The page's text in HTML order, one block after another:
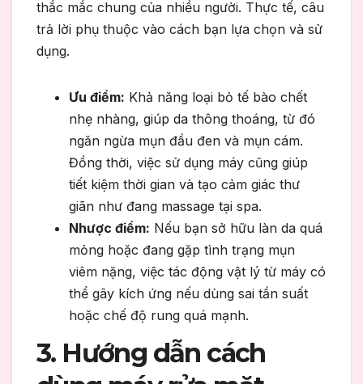
thắc mắc chung của nhiều người. Thực tế, câu
trả lời phụ thuộc vào cách bạn lựa chọn và sử
dụng.
Ưu điểm: Khả năng loại bỏ tế bào chết
nhẹ nhàng, giúp da thông thoáng, từ đó
ngăn ngừa mụn đầu đen và mụn cám.
Đồng thời, việc sử dụng máy cũng giúp
tiết kiệm thời gian và tạo cảm giác thư
giãn như đang massage tại spa.
Nhược điểm: Nếu bạn sở hữu làn da quá
mỏng hoặc đang gặp tình trạng mụn
viêm nặng, việc tác động vật lý từ máy có
thể gây kích ứng nếu dùng sai tần suất
hoặc chế độ rung quá mạnh.
3. Hướng dẫn cách